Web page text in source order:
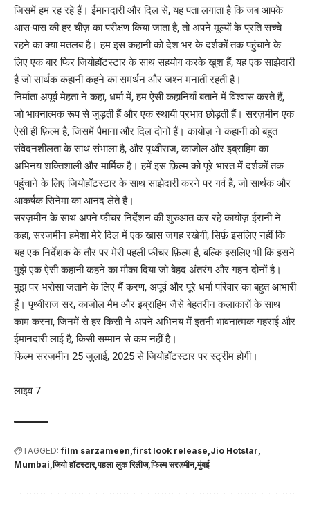
जिसमें हम रह रहे हैं। ईमानदारी और दिल से, यह पता लगाता है कि जब आपके
आस-पास की हर चीज़ का परीक्षण किया जाता है, तो अपने मूल्यों के प्रति सच्चे
रहने का क्या मतलब है। हम इस कहानी को देश भर के दर्शकों तक पहुंचाने के
लिए एक बार फिर जियोहॉटस्टार के साथ सहयोग करके खुश हैं, यह एक साझेदारी
है जो सार्थक कहानी कहने का समर्थन और जश्न मनाती रहती है।
निर्माता अपूर्व मेहता ने कहा, धर्मा में, हम ऐसी कहानियाँ बताने में विश्वास करते हैं,
जो भावनात्मक रूप से जुड़ती हैं और एक स्थायी प्रभाव छोड़ती हैं। सरज़मीन एक
ऐसी ही फ़िल्म है, जिसमें पैमाना और दिल दोनों हैं। कायोज़ ने कहानी को बहुत
संवेदनशीलता के साथ संभाला है, और पृथ्वीराज, काजोल और इब्राहिम का
अभिनय शक्तिशाली और मार्मिक है। हमें इस फ़िल्म को पूरे भारत में दर्शकों तक
पहुंचाने के लिए जियोहॉटस्टार के साथ साझेदारी करने पर गर्व है, जो सार्थक और
आकर्षक सिनेमा का आनंद लेते हैं।
सरज़मीन के साथ अपने फीचर निर्देशन की शुरुआत कर रहे कायोज़ ईरानी ने
कहा, सरज़मीन हमेशा मेरे दिल में एक खास जगह रखेगी, सिर्फ़ इसलिए नहीं कि
यह एक निर्देशक के तौर पर मेरी पहली फीचर फ़िल्म है, बल्कि इसलिए भी कि इसने
मुझे एक ऐसी कहानी कहने का मौका दिया जो बेहद अंतरंग और गहन दोनों है।
मुझ पर भरोसा जताने के लिए मैं करण, अपूर्व और पूरे धर्मा परिवार का बहुत आभारी
हूँ। पृथ्वीराज सर, काजोल मैम और इब्राहिम जैसे बेहतरीन कलाकारों के साथ
काम करना, जिनमें से हर किसी ने अपने अभिनय में इतनी भावनात्मक गहराई और
ईमानदारी लाई है, किसी सम्मान से कम नहीं है।
फिल्म सरज़मीन 25 जुलाई, 2025 से जियोहॉटस्टार पर स्ट्रीम होगी।
लाइव 7
TAGGED: film sarzameen first look release Jio Hotstar
Mumbai जियो हॉटस्टार पहला लुक रिलीज फिल्म सरज़मीन मुंबई